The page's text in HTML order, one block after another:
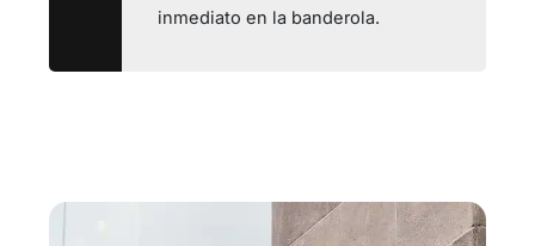
inmediato en la banderola.